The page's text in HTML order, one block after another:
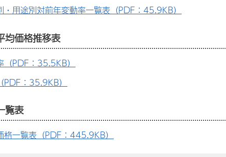
・用途別対前年変動率一覧表（PDF：45.9KB）
均価格推移表
（PDF：35.5KB）
PDF：35.9KB）
覧表
格一覧表（PDF：445.9KB）